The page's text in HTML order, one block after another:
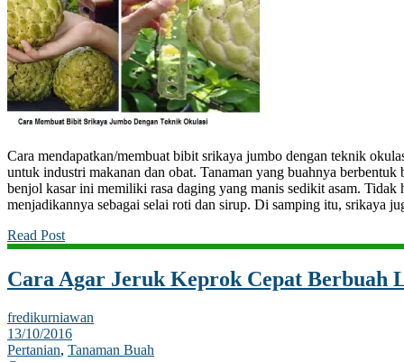
Cara mendapatkan/membuat bibit srikaya jumbo dengan teknik
untuk industri makanan dan obat. Tanaman yang buahnya
benjol kasar ini memiliki rasa daging yang manis sedikit asam. Tidak
menjadikannya sebagai selai roti dan sirup. Di samping itu, srikaya
Read Post
Cara Agar Jeruk Keprok Cepat Berbuah
fredikurniawan
13/10/2016
Pertanian, Tanaman Buah